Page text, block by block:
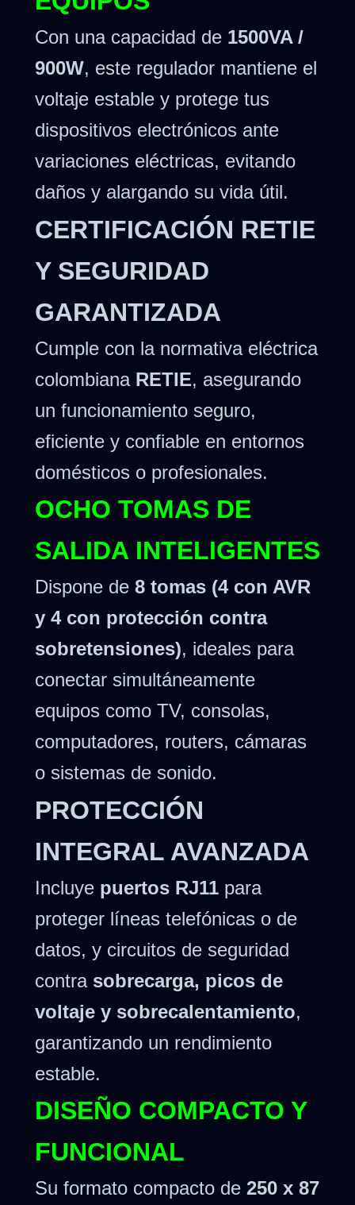
Con una capacidad de 1500VA /
900W, este regulador mantiene el
voltaje estable y protege tus
dispositivos electrónicos ante
variaciones eléctricas, evitando
daños y alargando su vida útil.
CERTIFICACIÓN RETIE
Y SEGURIDAD
GARANTIZADA
Cumple con la normativa eléctrica
colombiana RETIE, asegurando
un funcionamiento seguro,
eficiente y confiable en entornos
domésticos o profesionales.
OCHO TOMAS DE
SALIDA INTELIGENTES
Dispone de 8 tomas (4 con AVR
y 4 con protección contra
sobretensiones), ideales para
conectar simultáneamente
equipos como TV, consolas,
computadores, routers, cámaras
o sistemas de sonido.
PROTECCIÓN
INTEGRAL AVANZADA
Incluye puertos RJ11 para
proteger líneas telefónicas o de
datos, y circuitos de seguridad
contra sobrecarga, picos de
voltaje y sobrecalentamiento,
garantizando un rendimiento
estable.
DISEÑO COMPACTO Y
FUNCIONAL
Su formato compacto de 250 x 87